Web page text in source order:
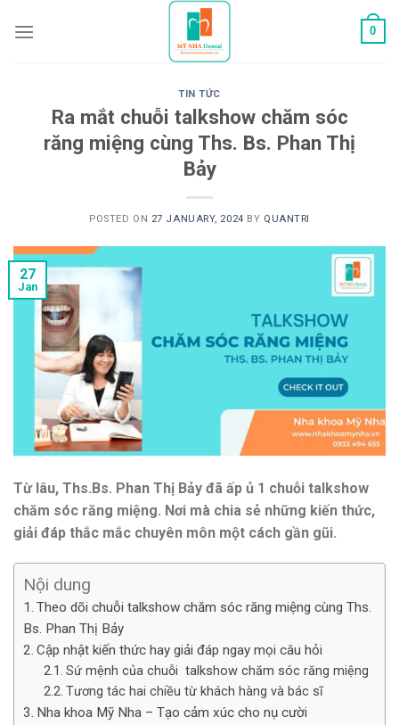
0
TIN TỨC
Ra mắt chuỗi talkshow chăm sóc
răng miệng cùng Ths. Bs. Phan Thị
Bảy
POSTED ON 27 JANUARY, 2024 BY QUANTRI
27
Jan
Từ lâu, Ths.Bs. Phan Thị Bảy đã ấp ủ 1 chuỗi talkshow
chăm sóc răng miệng. Nơi mà chia sẻ những kiến thức,
giải đáp thắc mắc chuyên môn một cách gần gũi.
Nội dung
Theo dõi chuỗi talkshow chăm sóc răng miệng cùng Ths.
Bs. Phan Thị Bảy
Cập nhật kiến thức hay giải đáp ngay mọi câu hỏi
Sứ mệnh của chuỗi talkshow chăm sóc răng miệng
Tương tác hai chiều từ khách hàng và bác sĩ
Nha khoa Mỹ Nha – Tạo cảm xúc cho nụ cười